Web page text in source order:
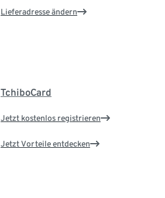
Lieferadresse ändern
TchiboCard
Jetzt kostenlos registrieren
Jetzt Vorteile entdecken